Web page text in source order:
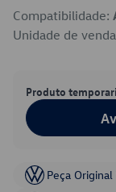
Compatibilidade:
Unidade de
Produto
Peça